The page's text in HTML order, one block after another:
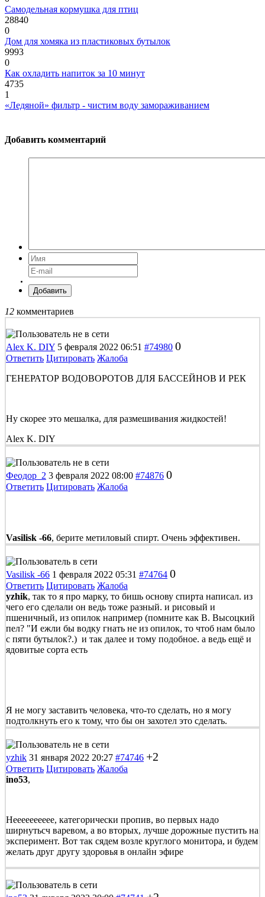
Самодельная кормушка для птиц
28840
0
Дом для хомяка из пластиковых бутылок
9993
0
Как охладить напиток за 10 минут
4735
1
«Ледяной» фильтр - чистим воду замораживанием
Добавить комментарий
Добавить
12 комментариев
Alex K. DIY 5 февраля 2022 06:51 #74980 0
Ответить Цитировать Жалоба
ГЕНЕРАТОР ВОДОВОРОТОВ ДЛЯ БАССЕЙНОВ И РЕК
Ну скорее это мешалка, для размешивания жидкостей!
Alex K. DIY
Феодор_2 3 февраля 2022 08:00 #74876 0
Ответить Цитировать Жалоба
Vasilisk -66, берите метиловый спирт. Очень эффективен.
Vasilisk -66 1 февраля 2022 05:31 #74764 0
Ответить Цитировать Жалоба
yzhik, так то я про марку, то бишь основу спирта написал. из
чего его сделали он ведь тоже разный. и рисовый и
пшеничный, из опилок например (помните как В. Высоцкий
пел? "И ежли бы водку гнать не из опилок, то чтоб нам было
с пяти бутылок?.) и так далее и тому подобное. а ведь ещё и
ядовитые сорта есть
Я не могу заставить человека, что-то сделать, но я могу
подтолкнуть его к тому, что бы он захотел это сделать.
yzhik 31 января 2022 20:27 #74746 +2
Ответить Цитировать Жалоба
ino53,
Нееееееееее, категорически пропив, во первых надо
ширнутьсч варевом, а во вторых, лучше дорожные пустить на
эксперимент. Вот так сядем возле круглого монитора, и будем
желать друг другу здоровья в онлайн эфире